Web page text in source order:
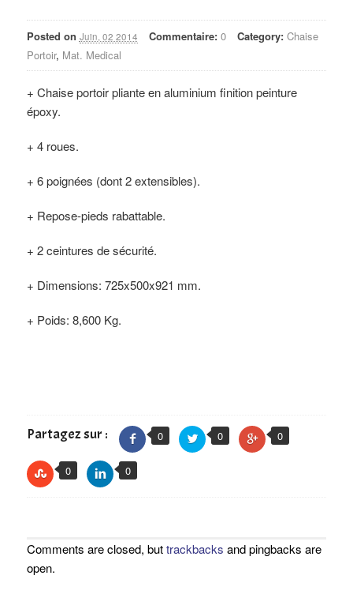
Posted on Juin, 02 2014 Commentaire: 0 Category: Chaise
Portoir, Mat. Medical
+ Chaise portoir pliante en aluminium finition peinture
époxy.
+ 4 roues.
+ 6 poignées (dont 2 extensibles).
+ Repose-pieds rabattable.
+ 2 ceintures de sécurité.
+ Dimensions: 725x500x921 mm.
+ Poids: 8,600 Kg.
Partagez sur : 0 0 0
0 0
Comments are closed, buttrackbacks and pingbacks are
open.